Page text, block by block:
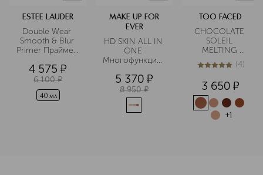
ESTEE LAUDER
Double Wear
Smooth & Blur
Primer Праймер
4 575 ¤
6 100 ¤
40 мл
MAKE UP FOR
EVER
HD SKIN ALL IN
ONE
Многофункциональная
лица
5 370 ¤
8 950 ¤
TOO FACED
CHOCOLATE
SOLEIL
MELTING
BRONZING &
SCULPTING
Бронзирующий
и
скульптурирующий
стик для лица
5из 54 (4)
3 650 ¤
+1